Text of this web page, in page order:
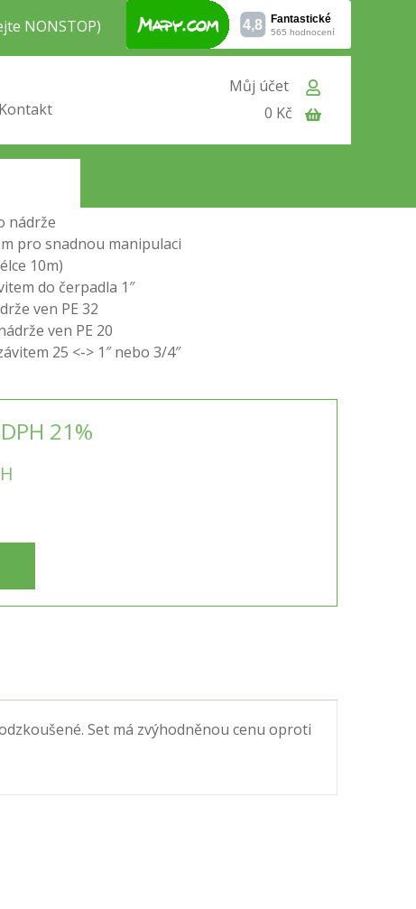
NONSTOP)
Kontakt
Můj účet
0 Kč
Line PMC1204PA
nádrže
pro snadnou manipulaci
10m)
do čerpadla 1″
ven PE 32
ven PE 20
25 <-> 1″ nebo 3/4″
21%
Set má zvýhodněnou cenu oproti